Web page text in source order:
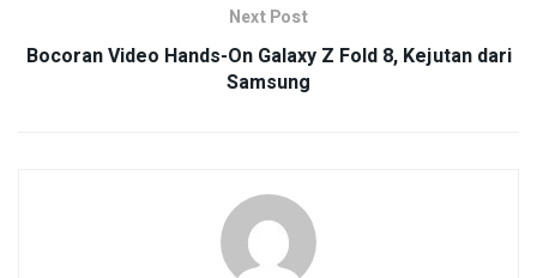
Next Post
Bocoran Video Hands-On Galaxy Z Fold 8, Kejutan dari
Samsung